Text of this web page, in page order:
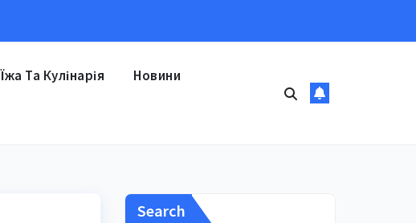
Їжа Та Кулінарія Новини
Search